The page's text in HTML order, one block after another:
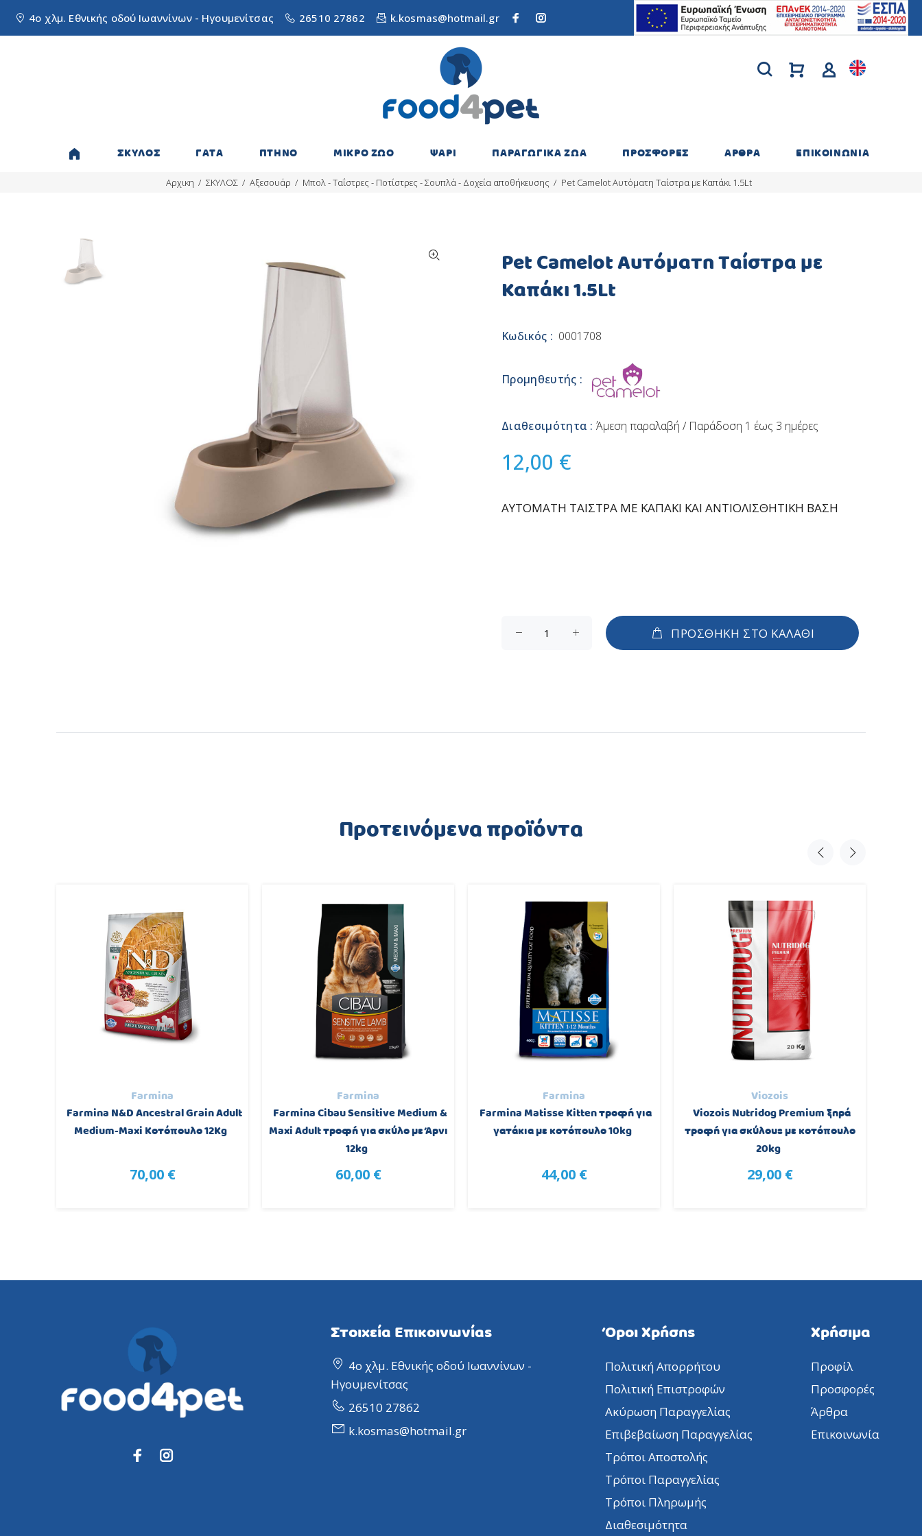
4ο χλμ. Εθνικής οδού Ιωαννίνων - Ηγουμενίτσας 26510 27862 k.kosmas@hotmail.gr
ΣΚΥΛΟΣ ΓΑΤΑ ΠΤΗΝΟ ΜΙΚΡΟ ΖΩΟ ΨΑΡΙ ΠΑΡΑΓΩΓΙΚΑ ΖΩΑ ΠΡΟΣΦΟΡΕΣ ΑΡΘΡΑ ΕΠΙΚΟΙΝΩΝΙΑ
Αρχικη ΣΚΥΛΟΣ Αξεσουάρ Μπολ - Ταΐστρες - Ποτίστρες - Σουπλά - Δοχεία αποθήκευσης Pet Camelot Αυτόματη Ταίστρα με Καπάκι 1.5Lt
Pet Camelot Αυτόματη Ταίστρα με
Καπάκι 1.5Lt
Κωδικός : 0001708
Προμηθευτής :
Διαθεσιμότητα :Άμεση παραλαβή / Παράδoση 1 έως 3 ημέρες
12,00 €
ΑΥΤΟΜΑΤΗ ΤΑΙΣΤΡΑ ΜΕ ΚΑΠΑΚΙ ΚΑΙ ΑΝΤΙΟΛΙΣΘΗΤΙΚΗ ΒΑΣΗ
ΠΡΟΣΘΗΚΗ ΣΤΟ ΚΑΛΑΘΙ
Προτεινόμενα προϊόντα
Farmina
Farmina N&D Ancestral Grain Adult
Medium-Maxi Κοτόπουλο 12Kg
70,00 €
Farmina
Farmina Cibau Sensitive Medium &
Maxi Adult τροφή για σκύλο με Άρνι
12kg
60,00 €
Farmina
Farmina Matisse Kitten τροφή για
γατάκια με κοτόπουλο 10kg
44,00 €
Viozois
Viozois Nutridog Premium ξηρά
τροφή για σκύλους με κοτόπουλο
20kg
29,00 €
Στοιχεία Επικοινωνίας
4ο χλμ. Εθνικής οδού Ιωαννίνων -
Ηγουμενίτσας
26510 27862
k.kosmas@hotmail.gr
Όροι Χρήσης
Πολιτική Απορρήτου
Πολιτική Επιστροφών
Ακύρωση Παραγγελίας
Επιβεβαίωση Παραγγελίας
Τρόποι Αποστολής
Τρόποι Παραγγελίας
Τρόποι Πληρωμής
Διαθεσιμότητα
Χρήσιμα
Προφίλ
Προσφορές
Άρθρα
Επικοινωνία